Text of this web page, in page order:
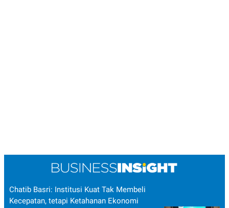
Chatib Basri: Institusi Kuat Tak Membeli
Kecepatan, tetapi Ketahanan Ekonomi